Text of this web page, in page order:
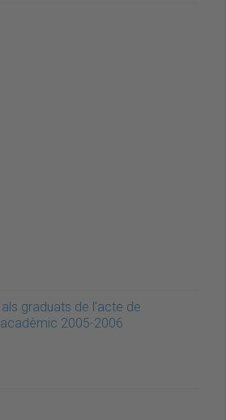
graduats de l'acte de
2005-2006